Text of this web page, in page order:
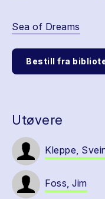
Sea of Dreams
Bestill fra
Utøvere
Kleppe,
Foss, Jim